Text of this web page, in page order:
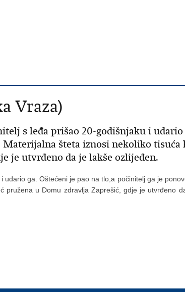
Vraza)
s leđa prišao 20-godišnjaku i udario
šteta iznosi nekoliko tisuća
je utvrđeno da je lakše ozlijeđen.
ga. Oštećeni je pao na tlo,a počinitelj ga je
pružena u Domu zdravlja Zaprešić, gdje je utvrđeno